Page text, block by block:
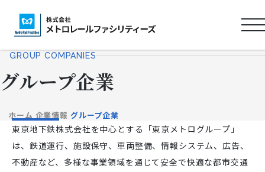
GROUP COMPANIES
グループ企業
ホーム 企業情報 グループ企業
東京地下鉄株式会社を中心とする「東京メトログループ」
は、鉄道運行、施設保守、車両整備、情報システム、広告、
不動産など、多様な事業領域を通じて安全で快適な都市交通